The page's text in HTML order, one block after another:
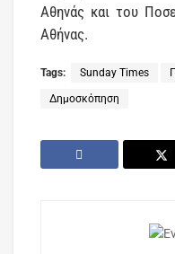
Αθηνάς και του
Αθήνας.
Tags: Sunday Times
Δημοσκόπηση